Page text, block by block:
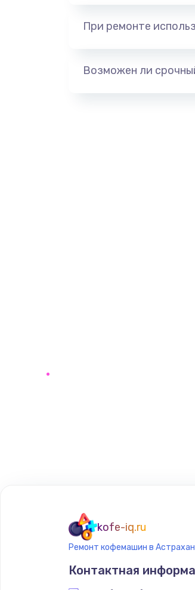
Ремонт
При ремонте
Возможен ли
kofe-iq.ru
Ремонт кофемашин в
Контактная